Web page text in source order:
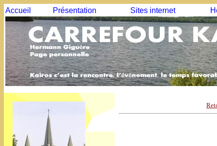
Accueil Présentation Sites internet